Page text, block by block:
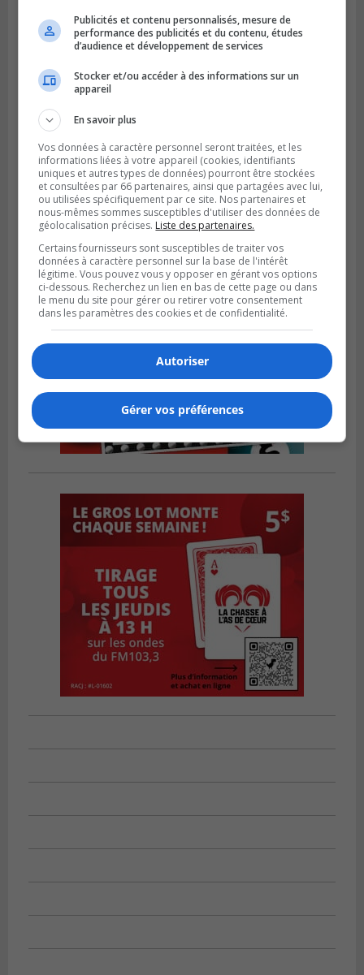
Publié le 6 août 2026 à 05h39
La grenade du camping du lac Cristal était
inoffensive
Publicités et contenu personnalisés, mesure de
performance des publicités et du contenu, études
d’audience et développement de services
Stocker et/ou accéder à des informations sur un
appareil
En savoir plus
Vos données à caractère personnel seront traitées, et les
informations liées à votre appareil (cookies, identifiants
uniques et autres types de données) pourront être stockées
et consultées par 66 partenaires, ainsi que partagées avec lui,
ou utilisées spécifiquement par ce site. Nos partenaires et
nous-mêmes sommes susceptibles d'utiliser des données de
géolocalisation précises. Liste des partenaires.
Certains fournisseurs sont susceptibles de traiter vos
données à caractère personnel sur la base de l'intérêt
légitime. Vous pouvez vous y opposer en gérant vos options
ci-dessous. Recherchez un lien en bas de cette page ou dans
le menu du site pour gérer ou retirer votre consentement
dans les paramètres des cookies et de confidentialité.
Autoriser
Gérer vos préférences